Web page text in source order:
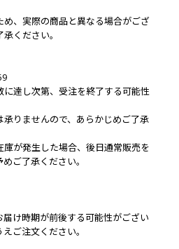
、実際の商品と異なる場合がござ
ください。
達し次第、受注を終了する可能性
りませんので、あらかじめご了承
が発生した場合、後日通常販売を
ご了承ください。
け時期が前後する可能性がござい
ご注文ください。